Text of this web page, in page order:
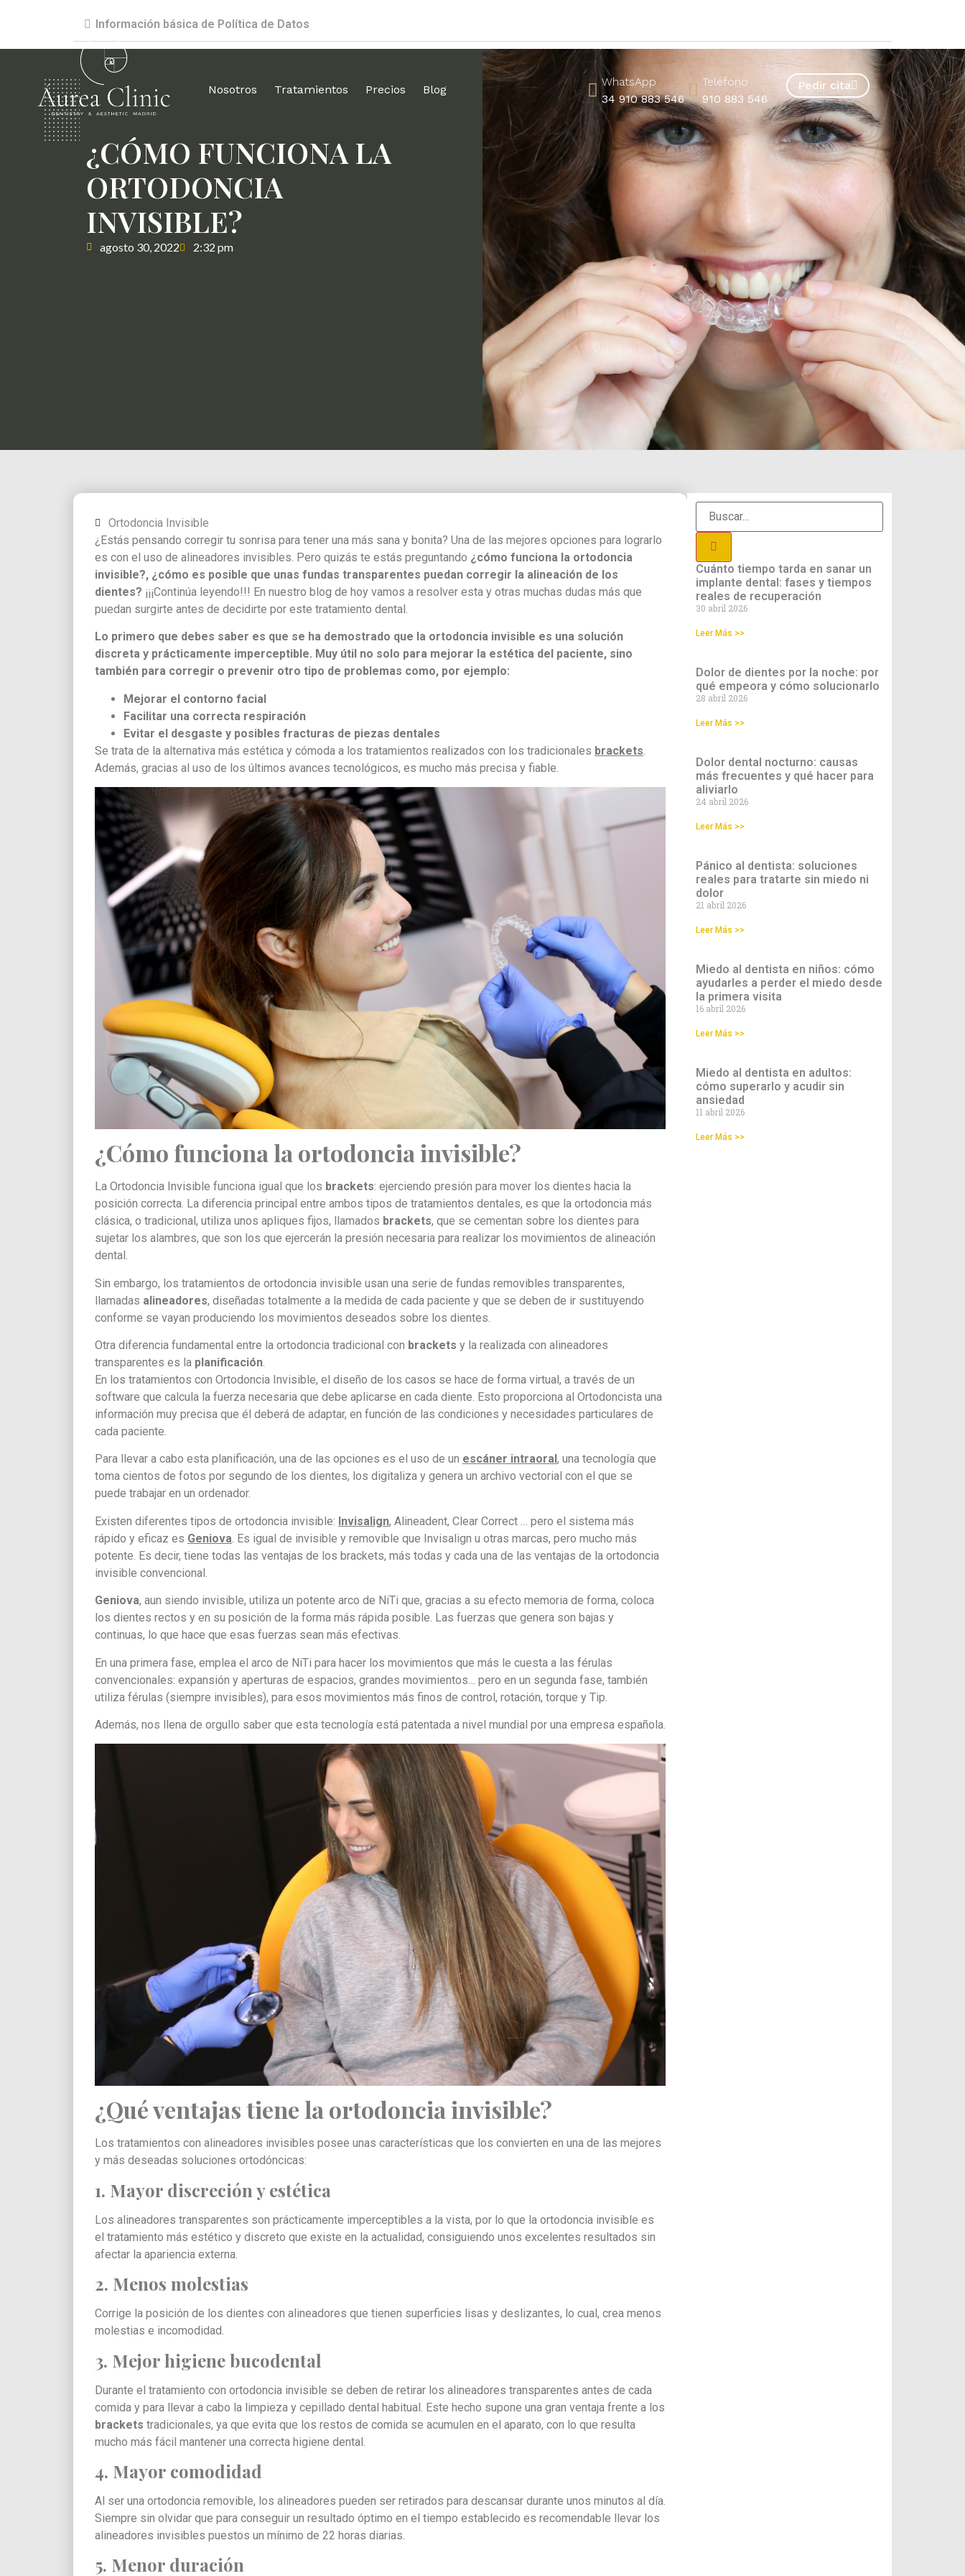
Nosotros Tratamientos Precios Blog
WhatsApp
34 910 883 546
Teléfono
910 883 546
Pedir cita
Información básica de Política de Datos
¿CÓMO FUNCIONA LA
ORTODONCIA
INVISIBLE?
agosto 30, 2022 2:32 pm
Ortodoncia Invisible
¿Estás pensando corregir tu sonrisa para tener una más sana y bonita? Una de las mejores opciones para lograrlo
es con el uso de alineadores invisibles. Pero quizás te estás preguntando ¿cómo funciona la ortodoncia
invisible?, ¿cómo es posible que unas fundas transparentes puedan corregir la alineación de los
dientes? ¡¡¡Continúa leyendo!!! En nuestro blog de hoy vamos a resolver esta y otras muchas dudas más que
puedan surgirte antes de decidirte por este tratamiento dental.
Lo primero que debes saber es que se ha demostrado que la ortodoncia invisible es una solución
discreta y prácticamente imperceptible. Muy útil no solo para mejorar la estética del paciente, sino
también para corregir o prevenir otro tipo de problemas como, por ejemplo:
Mejorar el contorno facial
Facilitar una correcta respiración
Evitar el desgaste y posibles fracturas de piezas dentales
Se trata de la alternativa más estética y cómoda a los tratamientos realizados con los tradicionales brackets
Además, gracias al uso de los últimos avances tecnológicos, es mucho más precisa y fiable.
¿Cómo funciona la ortodoncia invisible?
La Ortodoncia Invisible funciona igual que los brackets: ejerciendo presión para mover los dientes hacia la
posición correcta. La diferencia principal entre ambos tipos de tratamientos dentales, es que la ortodoncia más
clásica, o tradicional, utiliza unos apliques fijos, llamados brackets, que se cementan sobre los dientes para
sujetar los alambres, que son los que ejercerán la presión necesaria para realizar los movimientos de alineación
dental.
Sin embargo, los tratamientos de ortodoncia invisible usan una serie de fundas removibles transparentes,
llamadas alineadores, diseñadas totalmente a la medida de cada paciente y que se deben de ir sustituyendo
conforme se vayan produciendo los movimientos deseados sobre los dientes.
Otra diferencia fundamental entre la ortodoncia tradicional con brackets y la realizada con alineadores
transparentes es la planificación.
En los tratamientos con Ortodoncia Invisible, el diseño de los casos se hace de forma virtual, a través de un
software que calcula la fuerza necesaria que debe aplicarse en cada diente. Esto proporciona al Ortodoncista una
información muy precisa que él deberá de adaptar, en función de las condiciones y necesidades particulares de
cada paciente.
Para llevar a cabo esta planificación, una de las opciones es el uso de un escáner intraoral , una tecnología que
toma cientos de fotos por segundo de los dientes, los digitaliza y genera un archivo vectorial con el que se
puede trabajar en un ordenador.
Existen diferentes tipos de ortodoncia invisible: Invisalign, Alineadent, Clear Correct … pero el sistema más
rápido y eficaz es Geniova. Es igual de invisible y removible que Invisalign u otras marcas, pero mucho más
potente. Es decir, tiene todas las ventajas de los brackets, más todas y cada una de las ventajas de la ortodoncia
invisible convencional.
Geniova, aun siendo invisible, utiliza un potente arco de NiTi que, gracias a su efecto memoria de forma, coloca
los dientes rectos y en su posición de la forma más rápida posible. Las fuerzas que genera son bajas y
continuas, lo que hace que esas fuerzas sean más efectivas.
En una primera fase, emplea el arco de NiTi para hacer los movimientos que más le cuesta a las férulas
convencionales: expansión y aperturas de espacios, grandes movimientos… pero en un segunda fase, también
utiliza férulas (siempre invisibles), para esos movimientos más finos de control, rotación, torque y Tip.
Además, nos llena de orgullo saber que esta tecnología está patentada a nivel mundial por una empresa española.
¿Qué ventajas tiene la ortodoncia invisible?
Los tratamientos con alineadores invisibles posee unas características que los convierten en una de las mejores
y más deseadas soluciones ortodóncicas:
1. Mayor discreción y estética
Los alineadores transparentes son prácticamente imperceptibles a la vista, por lo que la ortodoncia invisible es
el tratamiento más estético y discreto que existe en la actualidad, consiguiendo unos excelentes resultados sin
afectar la apariencia externa.
2. Menos molestias
Corrige la posición de los dientes con alineadores que tienen superficies lisas y deslizantes, lo cual, crea menos
molestias e incomodidad.
3. Mejor higiene bucodental
Durante el tratamiento con ortodoncia invisible se deben de retirar los alineadores transparentes antes de cada
comida y para llevar a cabo la limpieza y cepillado dental habitual. Este hecho supone una gran ventaja frente a los
brackets tradicionales, ya que evita que los restos de comida se acumulen en el aparato, con lo que resulta
mucho más fácil mantener una correcta higiene dental.
4. Mayor comodidad
Al ser una ortodoncia removible, los alineadores pueden ser retirados para descansar durante unos minutos al día.
Siempre sin olvidar que para conseguir un resultado óptimo en el tiempo establecido es recomendable llevar los
alineadores invisibles puestos un mínimo de 22 horas diarias.
5. Menor duración
Cuánto tiempo tarda en sanar un
implante dental: fases y tiempos
reales de recuperación
30 abril 2026
Leer Más >>
Dolor de dientes por la noche: por
qué empeora y cómo solucionarlo
28 abril 2026
Leer Más >>
Dolor dental nocturno: causas
más frecuentes y qué hacer para
aliviarlo
24 abril 2026
Leer Más >>
Pánico al dentista: soluciones
reales para tratarte sin miedo ni
dolor
21 abril 2026
Leer Más >>
Miedo al dentista en niños: cómo
ayudarles a perder el miedo desde
la primera visita
16 abril 2026
Leer Más >>
Miedo al dentista en adultos:
cómo superarlo y acudir sin
ansiedad
11 abril 2026
Leer Más >>